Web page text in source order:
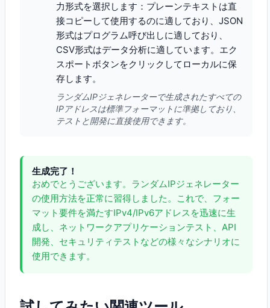
力形式を選択します：プレーンテキストは直
接コピーして使用するのに適しており、JSON
形式はプログラム呼び出しに適しており、
CSV形式はデータ分析に適しています。エク
スポートボタンをクリックしてローカルに保
存します。
ランダムIPジェネレーターで生成されたすべての
IPアドレスは標準フォーマットに準拠しており、
テストと開発に直接使用できます。
生成完了！
おめでとうございます。ランダムIPジェネレーター
の使用方法を正常に習得しました。これで、フォー
マット要件を満たすIPv4/IPv6アドレスを迅速に生
成し、ネットワークアプリケーションテスト、API
開発、セキュリティテストなどの様々なシナリオに
使用できます。